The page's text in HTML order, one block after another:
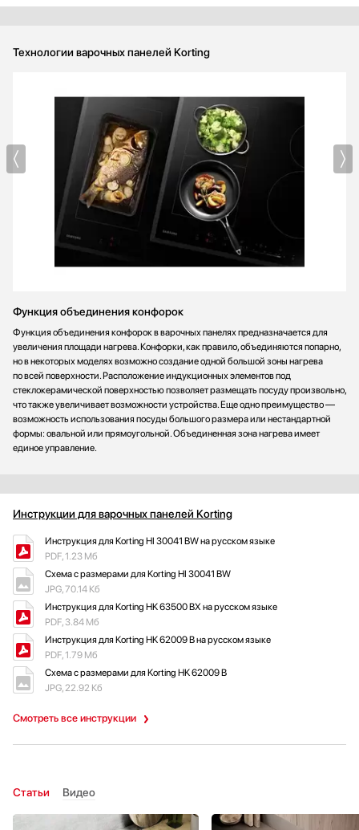
Технологии варочных панелей Korting
Функция объединения конфорок
Функция объединения конфорок в варочных панелях предназначается для
увеличения площади нагрева. Конфорки, как правило, объединяются попарно,
но в некоторых моделях возможно создание одной большой зоны нагрева
по всей поверхности. Расположение индукционных элементов под
стеклокерамической поверхностью позволяет размещать посуду произвольно,
что также увеличивает возможности устройства. Еще одно преимущество —
возможность использования посуды большого размера или нестандартной
формы: овальной или прямоугольной. Объединенная зона нагрева имеет
единое управление.
Инструкции для варочных панелей Korting
Смотреть все инструкции
Инструкция для Korting HI 30041 BW на русском языке
PDF, 1.23 Мб
Схема с размерами для Korting HI 30041 BW
JPG, 70.14 Кб
Инструкция для Korting HK 63500 BX на русском языке
PDF, 3.84 Мб
Инструкция для Korting HK 62009 B на русском языке
PDF, 1.79 Мб
Схема с размерами для Korting HK 62009 B
JPG, 22.92 Кб
Статьи Видео